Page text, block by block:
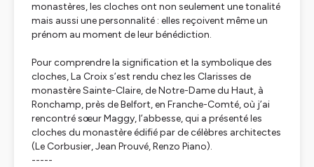
monastères, les cloches ont non seulement une tonalité
mais aussi une personnalité : elles reçoivent même un
prénom au moment de leur bénédiction.
Pour comprendre la signification et la symbolique des
cloches, La Croix s’est rendu chez les Clarisses de
monastère Sainte-Claire, de Notre-Dame du Haut, à
Ronchamp, près de Belfort, en Franche-Comté, où j’ai
rencontré sœur Maggy, l’abbesse, qui a présenté les
cloches du monastère édifié par de célèbres architectes
(Le Corbusier, Jean Prouvé, Renzo Piano).
-----